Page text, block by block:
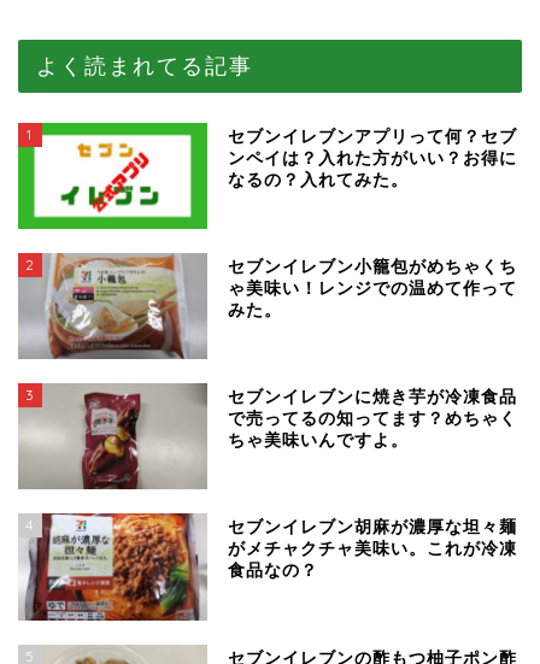
よく読まれてる記事
1
セブンイレブンアプリって何？セブ
ンペイは？入れた方がいい？お得に
なるの？入れてみた。
2
セブンイレブン小籠包がめちゃくち
ゃ美味い！レンジでの温めて作って
みた。
3
セブンイレブンに焼き芋が冷凍食品
で売ってるの知ってます？めちゃく
ちゃ美味いんですよ。
4
セブンイレブン胡麻が濃厚な坦々麺
がメチャクチャ美味い。これが冷凍
食品なの？
5 セブンイレブンの酢もつ柚子ポン酢